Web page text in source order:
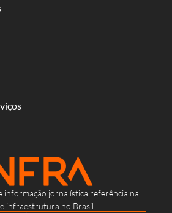
informação jornalística referência na
infraestrutura no Brasil